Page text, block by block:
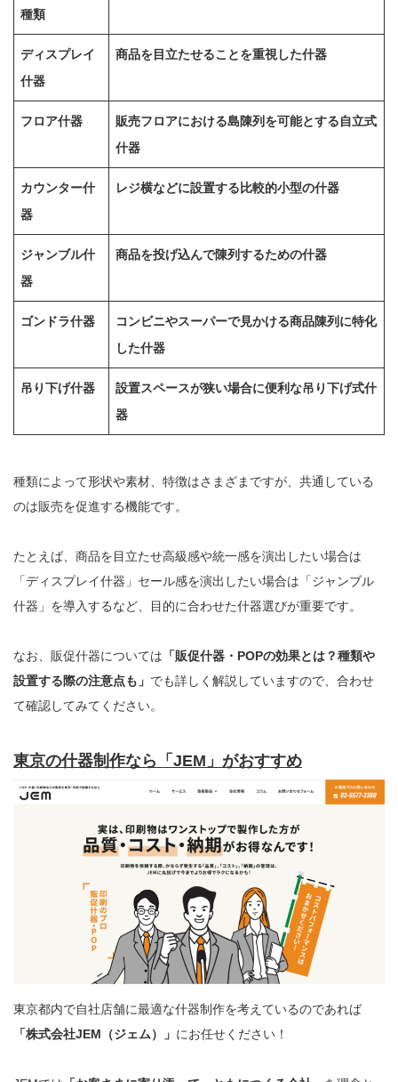
種類
ディスプレイ
什器
商品を目立たせることを重視した什器
フロア什器
販売フロアにおける島陳列を可能とする自立式
什器
カウンター什
器
レジ横などに設置する比較的小型の什器
ジャンブル什
器
商品を投げ込んで陳列するための什器
ゴンドラ什器
コンビニやスーパーで見かける商品陳列に特化
した什器
吊り下げ什器
設置スペースが狭い場合に便利な吊り下げ式什
器
種類によって形状や素材、特徴はさまざまですが、共通している
のは販売を促進する機能です。
たとえば、商品を目立たせ高級感や統一感を演出したい場合は
「ディスプレイ什器」セール感を演出したい場合は「ジャンブル
什器」を導入するなど、目的に合わせた什器選びが重要です。
なお、販促什器については 「販促什器・POPの効果とは？種類や
設置する際の注意点も 」 でも詳しく解説していますので、合わせ
て確認してみてください。
東京の什器制作なら「JEM」がおすすめ
東京都内で自社店舗に最適な什器制作を考えているのであれば
「株式会社JEM（ジェム）」 にお任せください！